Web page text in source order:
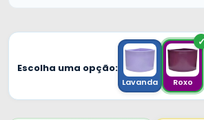
Escolha uma opção:
Lavanda Roxo